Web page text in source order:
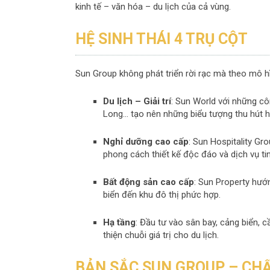
kinh tế – văn hóa – du lịch của cả vùng.
HỆ SINH THÁI 4 TRỤ CỘT
Sun Group không phát triển rời rạc mà theo mô
Du lịch – Giải trí: Sun World với những
Long… tạo nên những biểu tượng thu hút
Nghỉ dưỡng cao cấp: Sun Hospitality
phong cách thiết kế độc đáo và dịch vụ
Bất động sản cao cấp: Sun Property
biển đến khu đô thị phức hợp.
Hạ tầng: Đầu tư vào sân bay, cảng biển,
thiện chuỗi giá trị cho du lịch.